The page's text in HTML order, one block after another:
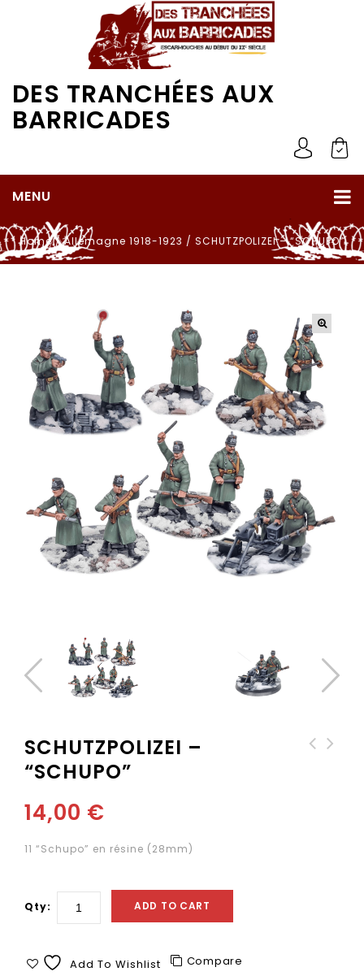
DES TRANCHÉES AUX
BARRICADES
MENU
Home/Allemagne 1918-1923 / SCHUTZPOLIZEI – “SCHUPO”
SCHUTZPOLIZEI –
“SCHUPO”
14,00 €
11 “Schupo” en résine (28mm)
Qty: ADD TO CART
Add To Wishlist Compare